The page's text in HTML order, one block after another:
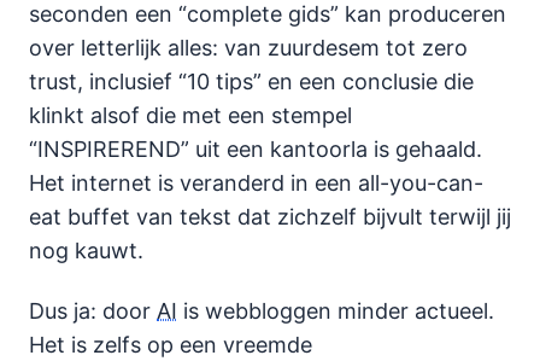
seconden een “complete gids” kan produceren
over letterlijk alles: van zuurdesem tot zero
trust, inclusief “10 tips” en een conclusie die
klinkt alsof die met een stempel
“INSPIREREND” uit een kantoorla is gehaald.
Het internet is veranderd in een all-you-can-
eat buffet van tekst dat zichzelf bijvult terwijl jij
nog kauwt.
Dus ja: door AI is webbloggen minder actueel.
Het is zelfs op een vreemde